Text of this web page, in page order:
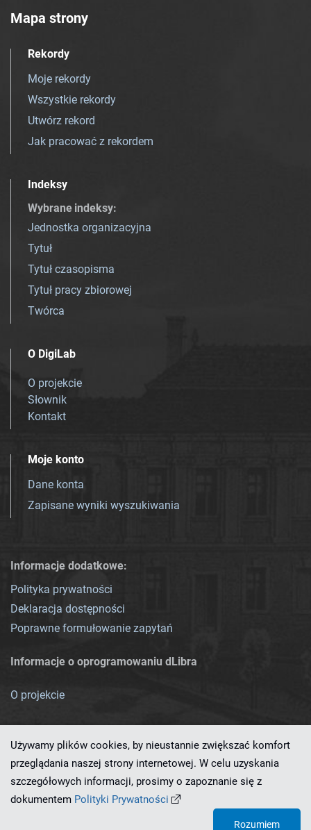
Mapa strony
Rekordy
Moje rekordy
Wszystkie rekordy
Utwórz rekord
Jak pracować z rekordem
Indeksy
Wybrane indeksy:
Jednostka organizacyjna
Tytuł
Tytuł czasopisma
Tytuł pracy zbiorowej
Twórca
O DigiLab
O projekcie
Słownik
Kontakt
Moje konto
Dane konta
Zapisane wyniki wyszukiwania
Informacje dodatkowe:
Polityka prywatności
Deklaracja dostępności
Poprawne formułowanie zapytań
Informacje o oprogramowaniu dLibra
O projekcie
Ten serwis działa dzięki oprogramowaniu
Używamy plików cookies, by nieustannie zwiększać komfort
przeglądania naszej strony internetowej. W celu uzyskania
szczegółowych informacji, prosimy o zapoznanie się z
dokumentem Polityki Prywatności
Rozumiem